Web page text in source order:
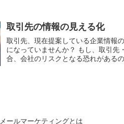
取引先の情報の見える化
取引先、現在提案している企業情報
になっていませんか？ もし、取引先
合、会社のリスクとなる恐れがある
メールマーケティングとは